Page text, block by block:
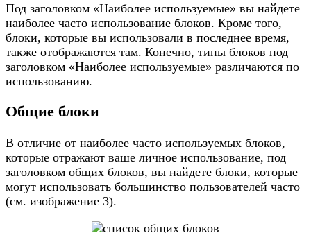
Под заголовком «Наиболее используемые» вы найдете
наиболее часто использование блоков. Кроме того,
блоки, которые вы использовали в последнее время,
также отображаются там. Конечно, типы блоков под
заголовком «Наиболее используемые» различаются по
использованию.
Общие блоки
В отличие от наиболее часто используемых блоков,
которые отражают ваше личное использование, под
заголовком общих блоков, вы найдете блоки, которые
могут использовать большинство пользователей часто
(см. изображение 3).